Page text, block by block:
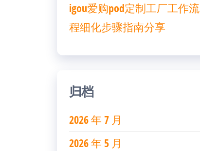
igou爱购pod定制工厂工作流
程细化步骤指南分享
归档
2026 年 7 月
2026 年 5 月